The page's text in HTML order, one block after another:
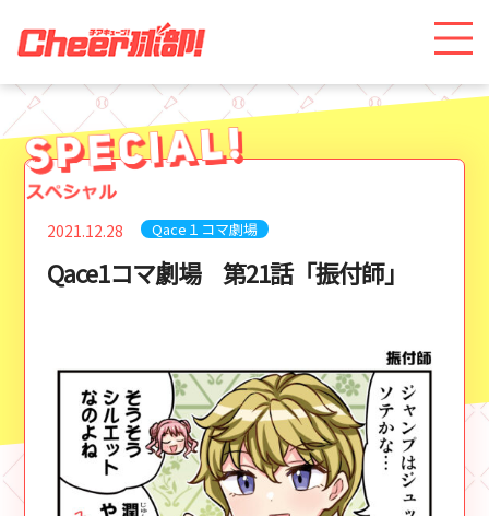
2021.12.28 Qace１コマ劇場
Qace1コマ劇場 第21話「振付師」